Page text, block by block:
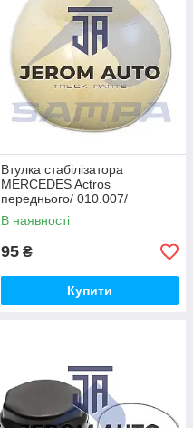
Втулка стабілізатора
MERCEDES Actros
переднього/ 010.007/
9413260350
В наявності
95 ₴
Купити